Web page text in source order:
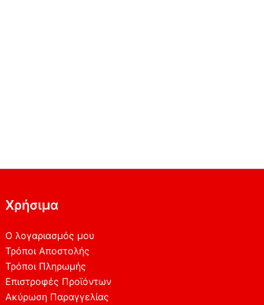
Χρήσιμα
Ο λογαριασμός μου
Τρόποι Αποστολής
Τρόποι Πληρωμής
Επιστροφές Προϊόντων
Ακύρωση Παραγγελίας